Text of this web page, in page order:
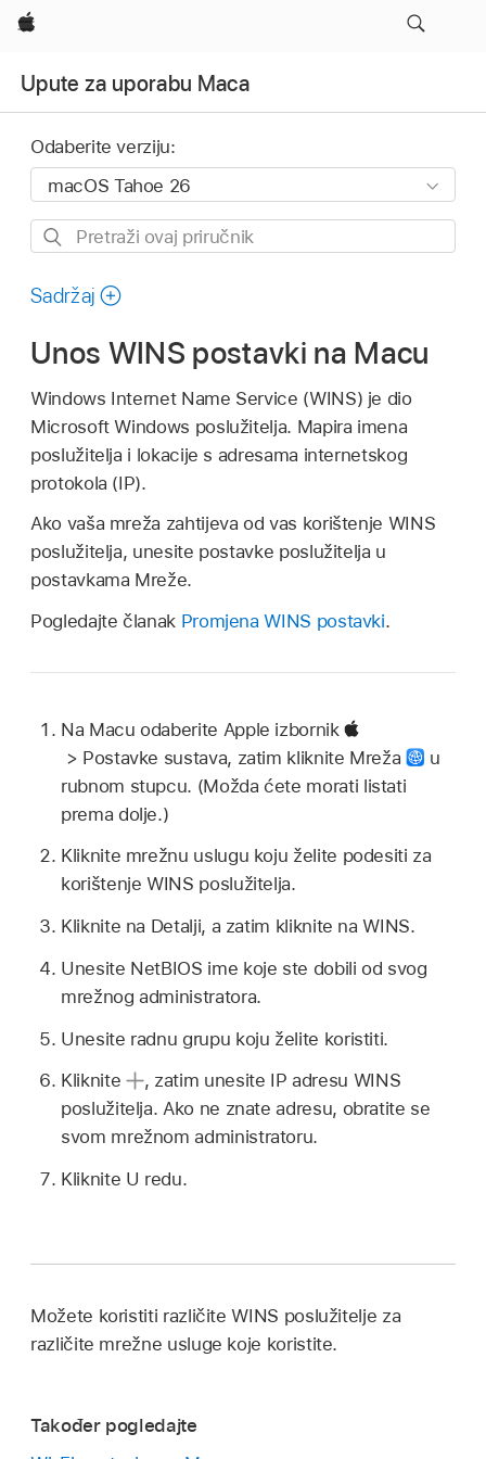
Apple
Upute za uporabu Maca
Odaberite verziju:
Pretraži
priručnik
Sadržaj
Unos WINS postavki na Macu
Windows Internet Name Service (WINS) je dio
Microsoft Windows poslužitelja. Mapira imena
poslužitelja i lokacije s adresama internetskog
protokola (IP).
Ako vaša mreža zahtijeva od vas korištenje WINS
poslužitelja, unesite postavke poslužitelja u
postavkama Mreže.
Pogledajte članak Promjena WINS postavki.
Na Macu odaberite Apple izbornik
> Postavke sustava, zatim kliknite Mreža
u
rubnom stupcu. (Možda ćete morati listati
prema dolje.)
Kliknite mrežnu uslugu koju želite podesiti za
korištenje WINS poslužitelja.
Kliknite na Detalji, a zatim kliknite na WINS.
Unesite NetBIOS ime koje ste dobili od svog
mrežnog administratora.
Unesite radnu grupu koju želite koristiti.
Kliknite
, zatim unesite IP adresu WINS
poslužitelja. Ako ne znate adresu, obratite se
svom mrežnom administratoru.
Kliknite U redu.
Možete koristiti različite WINS poslužitelje za
različite mrežne usluge koje koristite.
Također pogledajte